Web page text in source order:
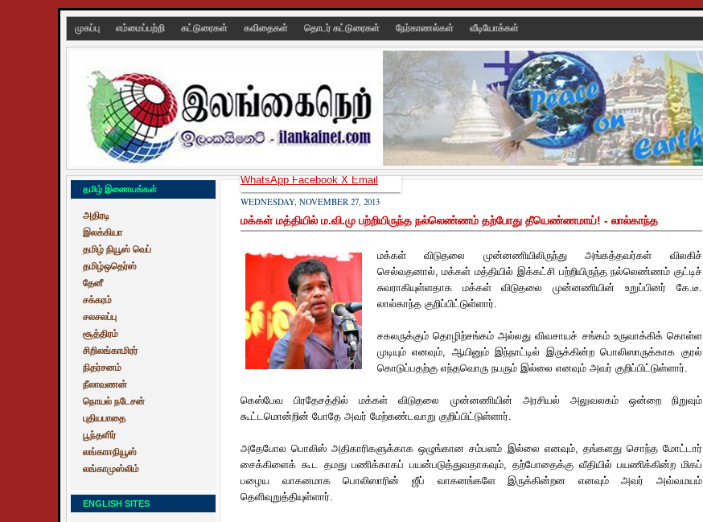
முகப்பு எம்மைப்பற்றி கட்டுரைகள் கவிதைகள் தொடர் கட்டுரைகள் நேர்காணல்கள் வீடியோக்கள்
தமிழ் இணையங்கள்
அதிரடி
இலக்கியா
தமிழ் நியூஸ் வெப்
தமிழ்ஒதெர்ஸ்
தேனீ
சக்கரம்
சலசலப்பு
சூத்திரம்
சிறிலங்காமிரர்
நிதர்சனம்
நீலாவணன்
நொயல் நடேசன்
புதியபாதை
பூந்தளிர்
லங்காஈநியூஸ்
லங்காமுஸ்லிம்
ENGLISH SITES
WEDNESDAY, NOVEMBER 27, 2013
மக்கள் மத்தியில் ம.வி.மு பற்றியிருந்த நல்லெண்ணம் தற்போது தீயெண்ணமாய்! - லால்காந்த
மக்கள் விடுதலை முன்னணியிலிருந்து அங்கத்தவர்கள் விலகிச்
செல்வதனால், மக்கள் மத்தியில் இக்கட்சி பற்றியிருந்த நல்லெண்ணம் குட்டிச்
சுவராகியுள்ளதாக மக்கள் விடுதலை முன்னணியின் உறுப்பினர் கே.டீ.
லால்காந்த குறிப்பிட்டுள்ளார்.
சகலருக்கும் தொழிற்சங்கம்அல்லது விவசாயச் சங்கம் உருவாக்கிக் கொள்ள
முடியும் எனவும், ஆயினும் இந்நாட்டில் இருக்கின்ற பொலிஸாருக்காக குரல்
கொடுப்பதற்கு எந்தவொரு நபரும் இல்லை எனவும் அவர் குறிப்பிட்டுள்ளார்.
கெஸ்பேவ பிரதேசத்தில் மக்கள் விடுதலை முன்னணியின் அரசியல் அலுவலகம் ஒன்றை நிறுவும்
கூட்டமொன்றின் போதே அவர் மேற்கண்டவாறு குறிப்பிட்டுள்ளார்.
அதேபோல பொலிஸ் அதிகாரிகளுக்காக ஒழுங்கான சம்பளம் இல்லை எனவும், தங்களது சொந்த மோட்டார்
சைக்கிளைக் கூட தமது பணிக்காகப் பயன்படுத்துவதாகவும், தற்போதைக்கு வீதியில் பயணிக்கின்ற மிகப்
பழைய வாகனமாக பொலிஸாரின் ஜீப் வாகனங்களே இருக்கின்றன எனவும் அவர் அவ்வமயம்
தெளிவுறுத்தியுள்ளார்.
WhatsAppFacebookXEmail